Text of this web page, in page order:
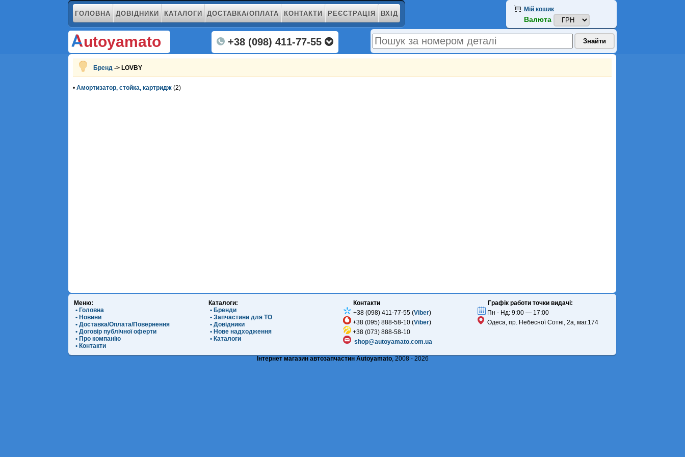
ГОЛОВНА ДОВІДНИКИ КАТАЛОГИ ДОСТАВКА/ОПЛАТА КОНТАКТИ РЕЄСТРАЦІЯ ВХІД
utoyamato +38 (098) 411-77-55
Мій кошик
Валюта
Бренд -> LOVBY
•Амортизатор, стойка, картридж (2)
Меню:
• Головна
• Новини
• Доставка/Оплата/Повернення
• Договір публічної оферти
• Про компанію
• Контакти
Каталоги:
• Бренди
• Запчастини для ТО
• Довідники
• Нове надходження
• Каталоги
Контакти
+38 (098) 411-77-55 (Viber)
+38 (095) 888-58-10 (Viber)
+38 (073) 888-58-10
shop@autoyamato.com.ua
Графік работи точки видачі:
Пн - Нд: 9:00 — 17:00
Одеса, пр. Небесної Сотні, 2а, маг.174
Інтернет магазин автозапчастин Autoyamato, 2008 - 2026